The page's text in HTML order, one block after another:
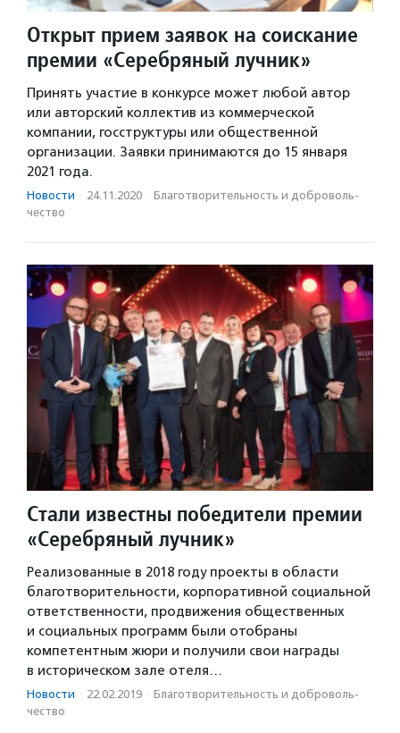
Открыт прием заявок на соискание
премии «Серебряный лучник»
Принять участие в конкурсе может любой автор
или авторский коллектив из коммерческой
компании, госструктуры или общественной
организации. Заявки принимаются до 15 января
2021 года.
Новости · 24.11.2020 · Благотвори­тель­ность и доброволь­
чест­во
Стали известны победители премии
«Серебряный лучник»
Реализованные в 2018 году проекты в области
благотворительности, корпоративной социальной
ответственности, продвижения общественных
и социальных программ были отобраны
компетентным жюри и получили свои награды
в историческом зале отеля…
Новости · 22.02.2019 · Благотвори­тель­ность и доброволь­
чест­во